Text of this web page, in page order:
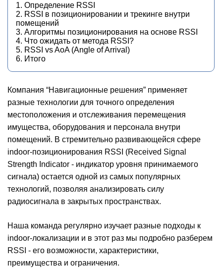
1. Определение RSSI
2. RSSI в позиционировании и трекинге внутри
помещений
3. Алгоритмы позиционирования на основе RSSI
4. Что ожидать от метода RSSI?
5. RSSI vs AoA (Angle of Arrival)
6. Итого
Компания “Навигационные решения” применяет
разные технологии для точного определения
местоположения и отслеживания перемещения
имущества, оборудования и персонала внутри
помещений. В стремительно развивающейся сфере
indoor-позиционирования RSSI (Received Signal
Strength Indicator - индикатор уровня принимаемого
сигнала) остается одной из самых популярных
технологий, позволяя анализировать силу
радиосигнала в закрытых пространствах.
Наша команда регулярно изучает разные подходы к
indoor-локализации и в этот раз мы подробно разберем
RSSI - его возможности, характеристики,
преимущества и ограничения.